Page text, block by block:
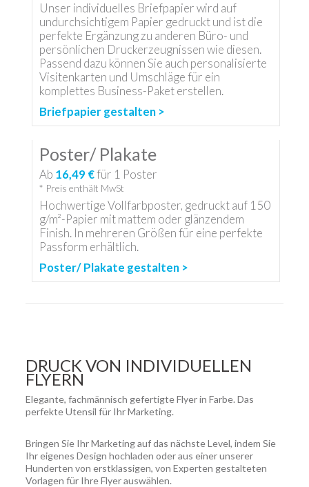
Unser individuelles Briefpapier wird auf
undurchsichtigem Papier gedruckt und ist die
perfekte Ergänzung zu anderen Büro- und
persönlichen Druckerzeugnissen wie diesen.
Passend dazu können Sie auch personalisierte
Visitenkarten und Umschläge für ein
komplettes Business-Paket erstellen.
Briefpapier gestalten >
Poster/ Plakate
Ab 16,49 €für 1 Poster
* Preis enthält MwSt
Hochwertige Vollfarbposter, gedruckt auf 150
g/m²-Papier mit mattem oder glänzendem
Finish. In mehreren Größen für eine perfekte
Passform erhältlich.
Poster/ Plakate gestalten >
DRUCK VON INDIVIDUELLEN
FLYERN
Elegante, fachmännisch gefertigte Flyer in Farbe. Das
perfekte Utensil für Ihr Marketing.
Bringen Sie Ihr Marketing auf das nächste Level, indem Sie
Ihr eigenes Design hochladen oder aus einer unserer
Hunderten von erstklassigen, von Experten gestalteten
Vorlagen für Ihre Flyer auswählen.